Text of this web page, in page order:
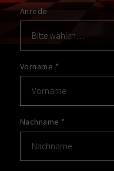
Anrede
Vorname *
Nachname *